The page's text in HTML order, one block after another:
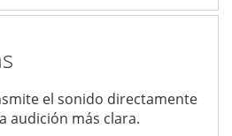
el sonido directamente
audición más clara.